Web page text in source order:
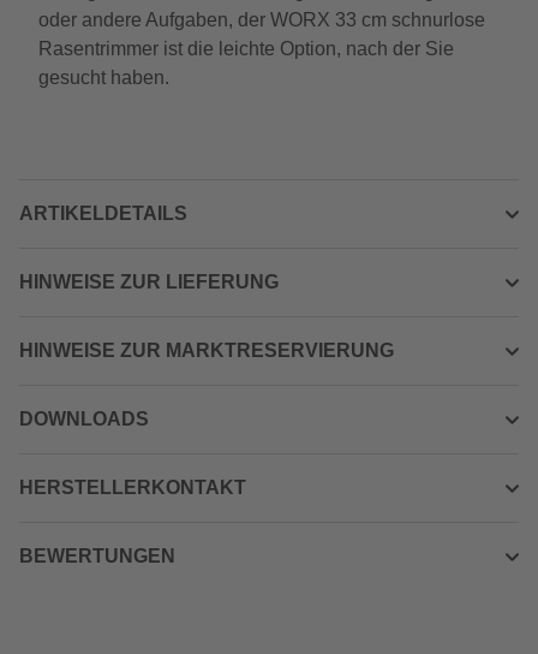
oder andere Aufgaben, der WORX 33 cm schnurlose
Rasentrimmer ist die leichte Option, nach der Sie
gesucht haben.
ARTIKELDETAILS
HINWEISE ZUR LIEFERUNG
HINWEISE ZUR MARKTRESERVIERUNG
DOWNLOADS
HERSTELLERKONTAKT
BEWERTUNGEN